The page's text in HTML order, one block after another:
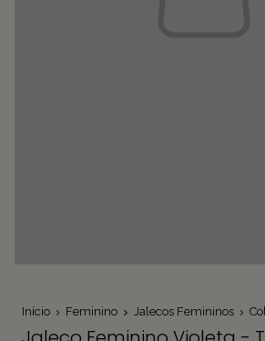
Início Feminino Jalecos Femininos